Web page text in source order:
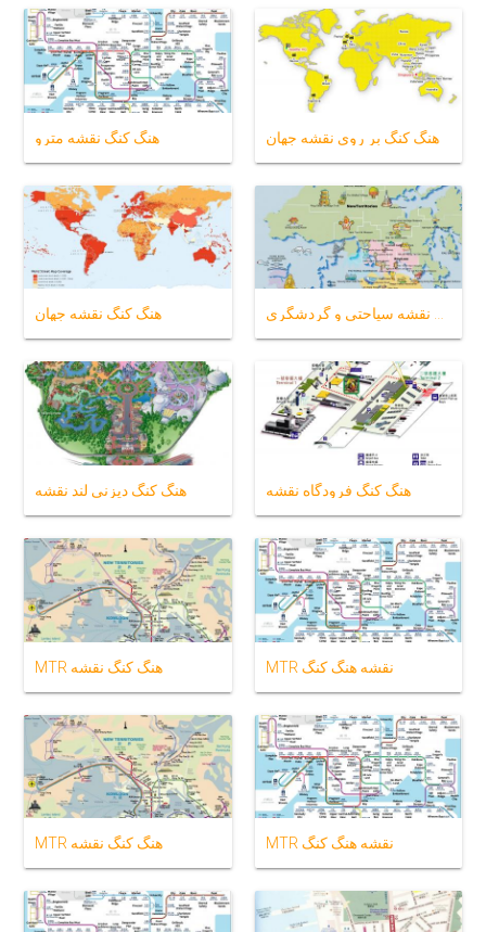
هنگ کنگ نقشه مترو هنگ کنگ بر روی نقشه جهان
هنگ کنگ نقشه جهان هنگ کنگ نقشه سیاحتی و گردشگری
هنگ کنگ دیزنی لند نقشه هنگ کنگ فرودگاه نقشه
MTR هنگ کنگ نقشه MTR نقشه هنگ کنگ
MTR هنگ کنگ نقشه MTR نقشه هنگ کنگ